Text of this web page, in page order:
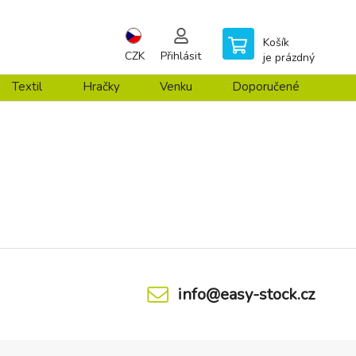
CZK Přihlásit
Košík
je prázdný
Textil Hračky Venku Doporučené
info@easy-stock.cz